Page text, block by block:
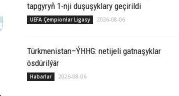
tapgyryň 1-nji duşuşyklary geçirildi
UEFA Çempionlar Ligasy 2026-08-06
Türkmenistan–ÝHHG: netijeli gatnaşyklar
ösdürilýär
Habarlar 2026-08-06